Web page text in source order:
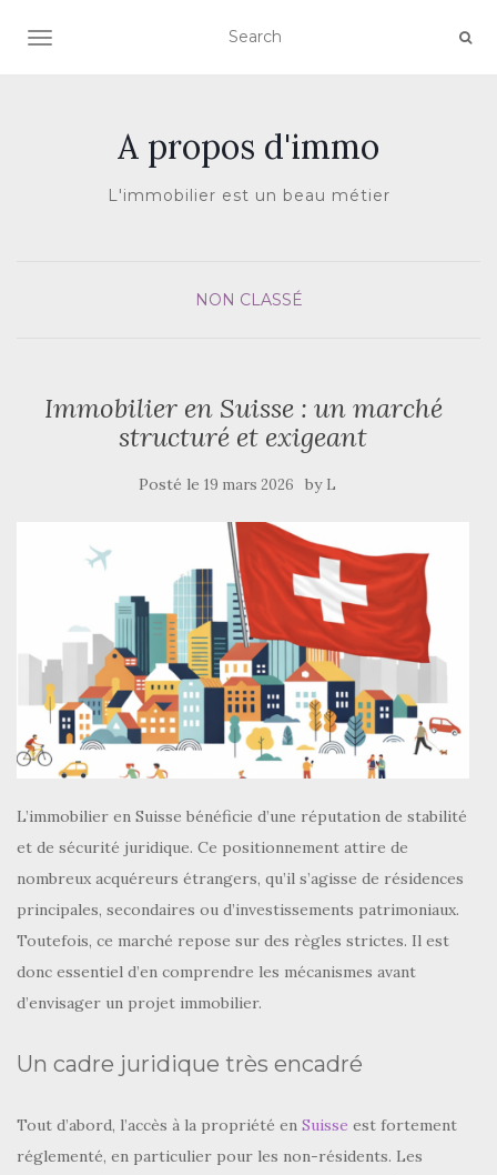
AFFICHER/MASQUER LA NAVIGATION
A propos d'immo
L'immobilier est un beau métier
NON CLASSÉ
Immobilier en Suisse : un marché
structuré et exigeant
Posté le 19 mars 2026 by L
L’immobilier en Suisse bénéficie d’une réputation de stabilité
et de sécurité juridique. Ce positionnement attire de
nombreux acquéreurs étrangers, qu’il s’agisse de résidences
principales, secondaires ou d’investissements patrimoniaux.
Toutefois, ce marché repose sur des règles strictes. Il est
donc essentiel d’en comprendre les mécanismes avant
d’envisager un projet immobilier.
Un cadre juridique très encadré
Tout d’abord, l’accès à la propriété en Suisse est fortement
réglementé, en particulier pour les non-résidents. Les